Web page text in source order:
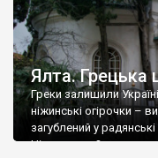
Ялта. Грецька
Греки залишили
ніжинські огірочки –
загублений у
Ніжин греки?